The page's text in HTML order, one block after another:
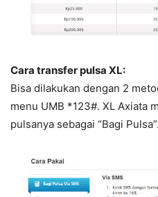
Cara transfer pulsa XL:
Bisa dilakukan dengan 2
menu UMB *123#. XL Axiata
pulsanya sebagai “Bagi Pulsa”.